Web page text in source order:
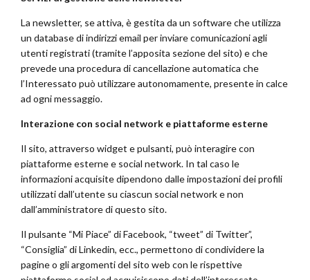
La newsletter, se attiva, è gestita da un software che utilizza
un database di indirizzi email per inviare comunicazioni agli
utenti registrati (tramite l’apposita sezione del sito) e che
prevede una procedura di cancellazione automatica che
l’Interessato può utilizzare autonomamente, presente in calce
ad ogni messaggio.
Interazione con social network e piattaforme esterne
Il sito, attraverso widget e pulsanti, può interagire con
piattaforme esterne e social network. In tal caso le
informazioni acquisite dipendono dalle impostazioni dei profili
utilizzati dall’utente su ciascun social network e non
dall’amministratore di questo sito.
Il pulsante “Mi Piace” di Facebook, “tweet” di Twitter”,
“Consiglia” di Linkedin, ecc., permettono di condividere la
pagine o gli argomenti del sito web con le rispettive